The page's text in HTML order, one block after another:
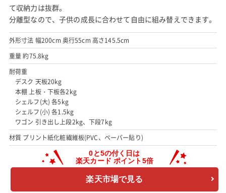
て収納力は抜群。
分離型なので、子供の成長に合わせて自由に組み替えできます。
外形寸法 幅200cm 奥行55cm 高さ145.5cm
重量 約75.8kg
耐荷重
デスク 天板20kg
本棚 上板・下板各2kg
シェルフ(大) 各5kg
シェルフ(小) 各1.5kg
ワゴン 引き出し上段2kg、下段7kg
材質 プリント紙化粧繊維板(PVC、ペーパー貼り)
楽天市場で見る